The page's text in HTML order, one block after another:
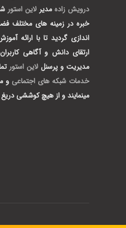
درویش زاده مدیر لاین استور
خبره در زمینه های مختلف
اندازی گردید تا با ارائه
ارتقای دانش و آگاهی
مدیریت و پرسنللاین استور
خدمات شبکه های اجتماعی و
مینمایند و از هیچ کوششی